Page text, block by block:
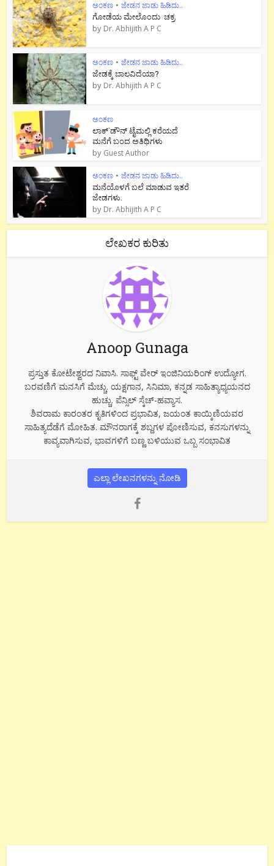
ಅಂಕಣ • ಜೇಡನ ಜಾಡು ಹಿಡಿದು..
ಗೋಡೆಯ ಮೇಲೊಂದು ಚಕ್ರ
by Dr. Abhijith A P C
ಅಂಕಣ • ಜೇಡನ ಜಾಡು ಹಿಡಿದು..
ಜೇಡಕ್ಕೆ ಬಾಲವಿದೆಯಾ?
by Dr. Abhijith A P C
ಅಂಕಣ
ಲಾಕ್`ಡೌನ್ ಟೈಮಲ್ಲಿ ಕರೆಯದೆ
ಮನೆಗೆ ಬಂದ ಅತಿಥಿಗಳು
by Guest Author
ಅಂಕಣ • ಜೇಡನ ಜಾಡು ಹಿಡಿದು..
ಮನೆಯೊಳಗೆ ಬಲೆ ಮಾಡುವ ಇತರೆ
ಜೇಡಗಳು.
by Dr. Abhijith A P C
ಲೇಖಕರ ಕುರಿತು
Anoop Gunaga
ಪ್ರಸ್ತುತ ಕೋಟೇಶ್ವರದ ನಿವಾಸಿ. ಸಾಫ್ಟ್ ವೇರ್ ಇಂಜಿನಿಯರಿಂಗ್ ಉದ್ಯೋಗ.
ಬರವಣಿಗೆ ಮನಸಿಗೆ ಮೆಚ್ಚು. ಯಕ್ಷಗಾನ, ಸಿನಿಮಾ, ಕನ್ನಡ ಸಾಹಿತ್ಯಾಧ್ಯಯನದ
ಹುಚ್ಚು. ಪೆನ್ಸಿಲ್ ಸ್ಕೆಚ್-ಹವ್ಯಾಸ.
ಶಿವರಾಮ ಕಾರಂತರ ಕೃತಿಗಳಿಂದ ಪ್ರಭಾವಿತ, ಜಯಂತ ಕಾಯ್ಕಿಣಿಯವರ
ಸಾಹಿತ್ಯದೆಡೆಗೆ ಮೋಹಿತ. ಮೌನರಾಗಕ್ಕೆ ಶಬ್ದಗಳ ಪೋಣಿಸುವ, ಕನಸುಗಳನ್ನು
ಕಾವ್ಯವಾಗಿಸುವ, ಭಾವಗಳಿಗೆ ಬಣ್ಣ ಬಳಿಯುವ ಒಬ್ಬ ಸಂಭಾವಿತ
ಎಲ್ಲಾ ಲೇಖನಗಳನ್ನು ನೋಡಿ